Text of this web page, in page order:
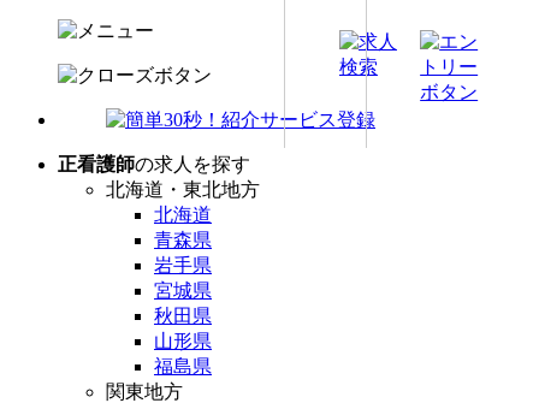
正看護師の求人を探す
北海道・東北地方
北海道
青森県
岩手県
宮城県
秋田県
山形県
福島県
関東地方